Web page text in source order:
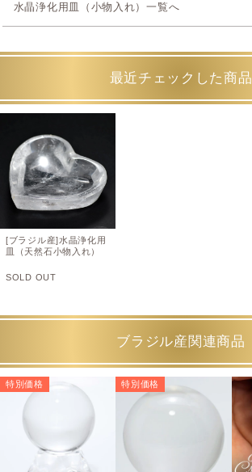
水晶浄化用皿（小物入れ）一覧へ
最近チェックした商品
[ブラジル産]水晶浄化用
皿（天然石小物入れ）
SOLD OUT
ブラジル産関連商品
特別価格 特別価格